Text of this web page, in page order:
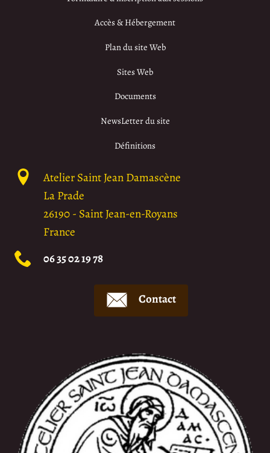
Accès & Hébergement
Plan du site Web
Sites Web
Documents
NewsLetter du site
Définitions
Atelier Saint Jean Damascène
La Prade
26190- Saint Jean-en-Royans
France
06 35 02 19 78
Contact